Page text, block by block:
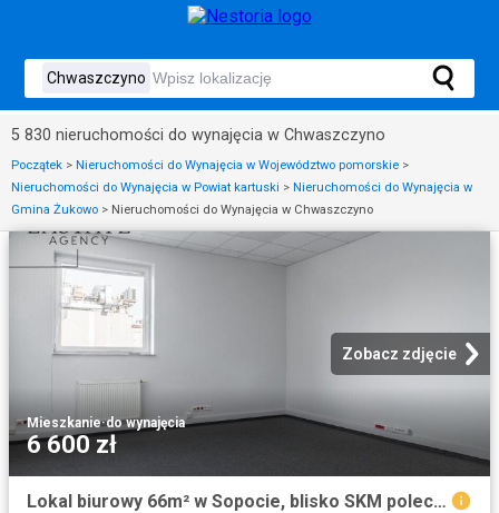
5 830 nieruchomości do wynajęcia w Chwaszczyno
Początek > Nieruchomości do Wynajęcia w Województwo pomorskie >
Nieruchomości do Wynajęcia w Powiat kartuski > Nieruchomości do Wynajęcia w
Gmina Żukowo > Nieruchomości do Wynajęcia w Chwaszczyno
Zobacz zdjęcie
Mieszkanie·do wynajęcia
6 600 zł
Lokal biurowy 66m² w Sopocie, blisko SKM polecam!